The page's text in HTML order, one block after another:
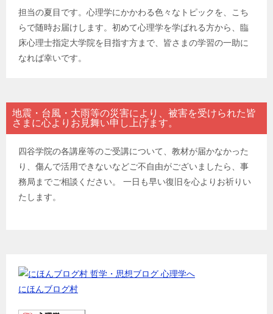
担当の夏目です。心理学にかかわる色々なトピックを、こち
らで随時お届けします。初めて心理学を学ばれる方から、臨
床心理士指定大学院を目指す方まで、皆さまの学習の一助に
なれば幸いです。
地震・台風・大雨等の災害により、被害を受けられた皆
さまに心よりお見舞い申し上げます。
四谷学院の各講座等のご受講について、教材が届かなかった
り、傷んで活用できないなどご不自由がございましたら、事
務局までご相談ください。 一日も早い復旧を心よりお祈りい
たします。
にほんブログ村